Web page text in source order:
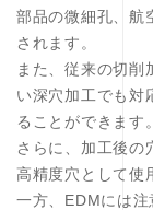
部品の微細孔、航
されます。
また、従来の切削
い深穴加工でも対
ることができます。
さらに、加工後の
高精度穴として使
一方、EDMには注